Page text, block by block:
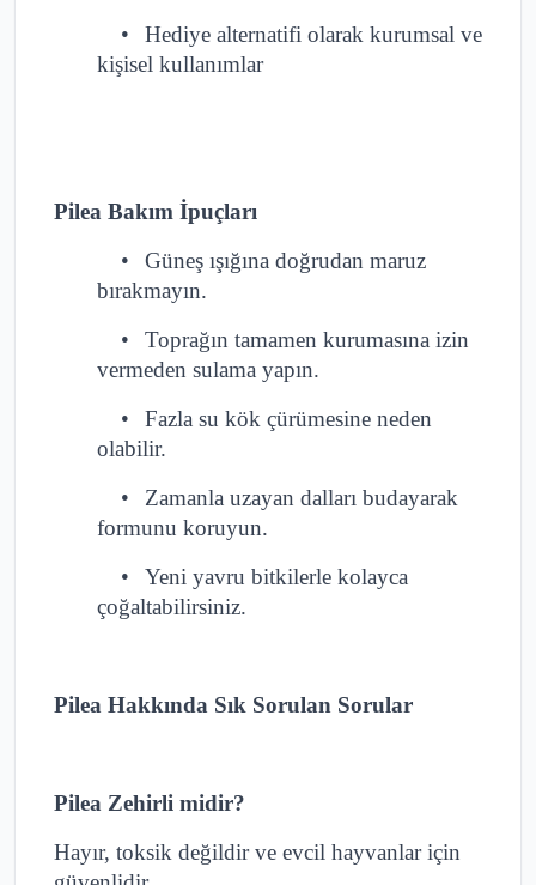
•
Hediye alternatifi olarak kurumsal ve
kişisel kullanımlar
Pilea Bakım İpuçları
•
Güneş ışığına doğrudan maruz
bırakmayın.
•
Toprağın tamamen kurumasına izin
vermeden sulama yapın.
•
Fazla su kök çürümesine neden
olabilir.
•
Zamanla uzayan dalları budayarak
formunu koruyun.
•
Yeni yavru bitkilerle kolayca
çoğaltabilirsiniz.
Pilea Hakkında Sık Sorulan Sorular
Pilea Zehirli midir?
Hayır, toksik değildir ve evcil hayvanlar için